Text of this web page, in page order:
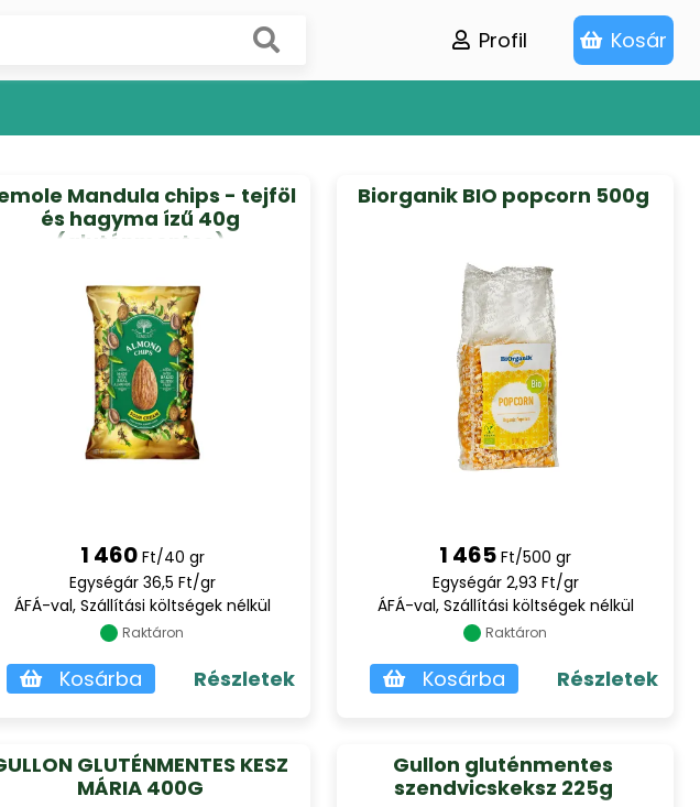
Profil Kosár
Mandula chips - tejföl
és hagyma ízű 40g
(gluténmentes)
1 460 Ft/40 gr
Egységár 36,5 Ft/gr
ÁFÁ-val, Szállítási költségek nélkül
Raktáron
Kosárba Részletek
Biorganik BIO popcorn 500g
1 465 Ft/500 gr
Egységár 2,93 Ft/gr
ÁFÁ-val, Szállítási költségek nélkül
Raktáron
Kosárba Részletek
GLUTÉNMENTES KESZ
MÁRIA 400G
Gullon gluténmentes
szendvicskeksz 225g